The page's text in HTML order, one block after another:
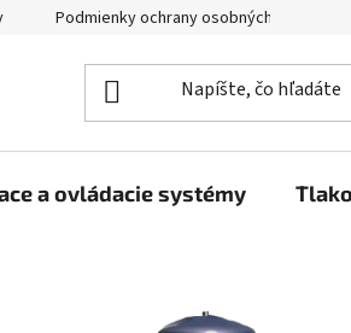
Podmienky ochrany osobných údajov
a ovládacie systémy